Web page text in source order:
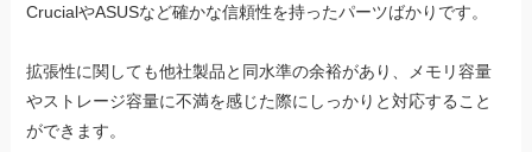
CrucialやASUSなど確かな信頼性を持ったパーツばかりです。
拡張性に関しても他社製品と同水準の余裕があり、メモリ容量
やストレージ容量に不満を感じた際にしっかりと対応すること
ができます。